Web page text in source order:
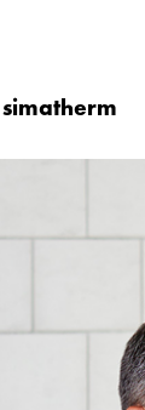
simatherm